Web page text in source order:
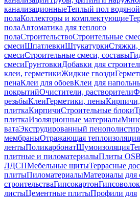
канализационныеТеплый пол водяной
полаКоллекторы и комплектующие
полаАвтоматика для теплого
полаСтроительствоСтроительные
смесиШпатлевкиШтукатуркиСтяжки,
смесиСтроительные смеси, составы
смесиГрунтовкиДобавки для
клеи, герметикиЖидкие гвозди
пенаКлеи для обоевКлеи для
покрытийОчистители, растворители
резьбыКлеиГерметики, пеныКирпичи,
плиткаКирпичиСтроительные блоки
плиткаИзоляционные материалы
ватаЭкструдированный
мембраныОтражающая теплоизоляция
лентыПоликарбонатШумоизоляция
плитные и пиломатериалыПлиты OSB
ЛДСПМебельные щитыТеррасные
плитыПиломатериалыМатериалы для
строительстваГипсокартон
листыЦементные плитыПрофили для